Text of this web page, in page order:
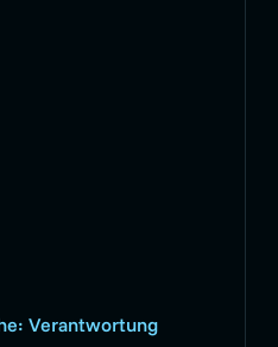
Verantwortung